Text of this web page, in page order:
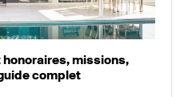
missions,
complet